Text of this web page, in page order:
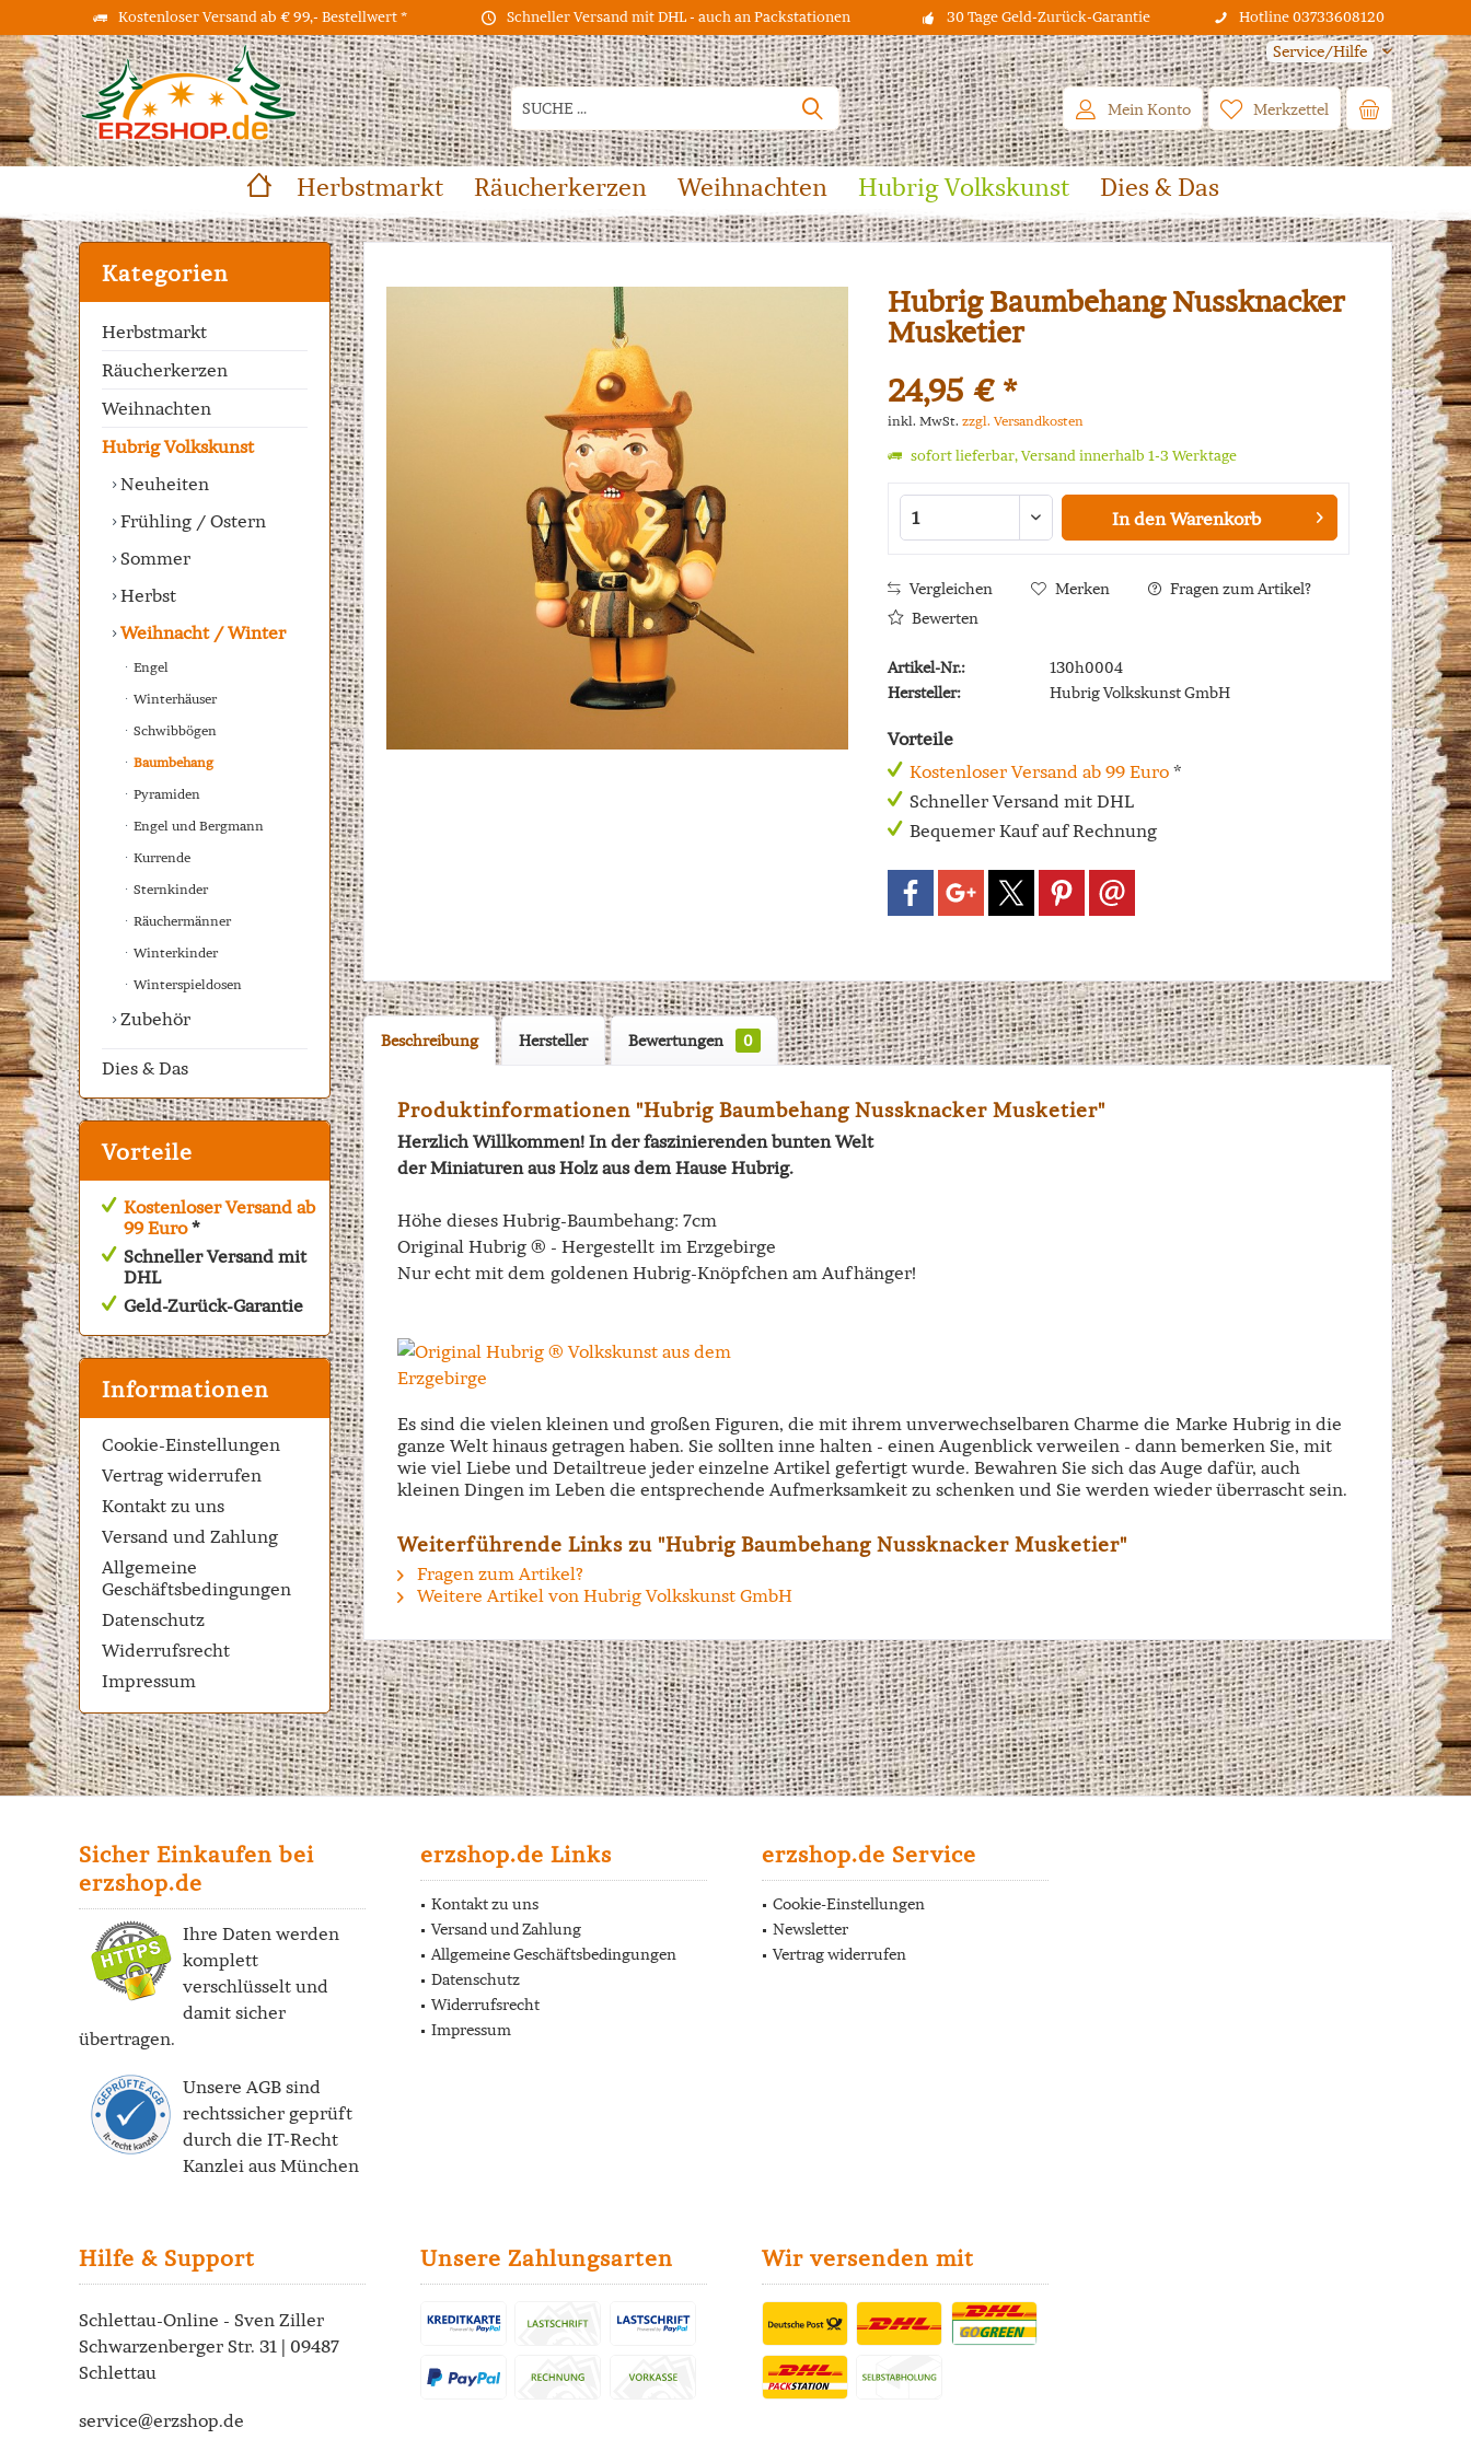
Kostenloser Versand ab € 99,- Bestellwert * Schneller Versand mit DHL - auch an Packstationen 30 Tage Geld-Zurück-Garantie Hotline 03733608120
Service/Hilfe
Merkzettel
Mein Konto
Herbstmarkt Räucherkerzen Weihnachten Hubrig Volkskunst Dies & Das
Kategorien
Herbstmarkt
Räucherkerzen
Weihnachten
Hubrig Volkskunst
Neuheiten
Frühling / Ostern
Sommer
Herbst
Weihnacht / Winter
Engel
Winterhäuser
Schwibbögen
Baumbehang
Pyramiden
Engel und Bergmann
Kurrende
Sternkinder
Räuchermänner
Winterkinder
Winterspieldosen
Zubehör
Dies & Das
Vorteile
Kostenloser Versand ab
99 Euro*
Schneller Versand mit
DHL
Geld-Zurück-Garantie
Informationen
Cookie-Einstellungen
Vertrag widerrufen
Kontakt zu uns
Versand und Zahlung
Allgemeine
Geschäftsbedingungen
Datenschutz
Widerrufsrecht
Impressum
Hubrig Baumbehang Nussknacker
Musketier
24,95 € *
inkl. MwSt. zzgl. Versandkosten
sofort lieferbar, Versand innerhalb 1-3 Werktage
In den Warenkorb
Vergleichen Merken
Fragen zum Artikel?
Bewerten
Artikel-Nr.:
130h0004
Hersteller:
Hubrig Volkskunst GmbH
Vorteile
Kostenloser Versand ab 99 Euro*
Schneller Versand mit DHL
Bequemer Kauf auf Rechnung
Beschreibung Hersteller Bewertungen 0
Produktinformationen "Hubrig Baumbehang Nussknacker Musketier"
Herzlich Willkommen! In der faszinierenden bunten Welt
der Miniaturen aus Holz aus dem Hause Hubrig.
Höhe dieses Hubrig-Baumbehang: 7cm
Original Hubrig ® - Hergestellt im Erzgebirge
Nur echt mit dem goldenen Hubrig-Knöpfchen am Aufhänger!
Es sind die vielen kleinen und großen Figuren, die mit ihrem unverwechselbaren Charme die Marke Hubrig in die
ganze Welt hinaus getragen haben. Sie sollten inne halten - einen Augenblick verweilen - dann bemerken Sie, mit
wie viel Liebe und Detailtreue jeder einzelne Artikel gefertigt wurde. Bewahren Sie sich das Auge dafür, auch
kleinen Dingen im Leben die entsprechende Aufmerksamkeit zu schenken und Sie werden wieder überrascht sein.
Weiterführende Links zu "Hubrig Baumbehang Nussknacker Musketier"
Fragen zum Artikel?
Weitere Artikel von Hubrig Volkskunst GmbH
Sicher Einkaufen bei
erzshop.de
Ihre Daten werden
komplett
verschlüsselt und
damit sicher
übertragen.
Unsere AGB sind
rechtssicher geprüft
durch die IT-Recht
Kanzlei aus München
erzshop.de Links
Kontakt zu uns
Versand und Zahlung
Allgemeine Geschäftsbedingungen
Datenschutz
Widerrufsrecht
Impressum
erzshop.de Service
Cookie-Einstellungen
Newsletter
Vertrag widerrufen
Hilfe & Support
Schlettau-Online - Sven Ziller
Schwarzenberger Str. 31 | 09487
Schlettau
service@erzshop.de
Unsere Zahlungsarten Wir versenden mit